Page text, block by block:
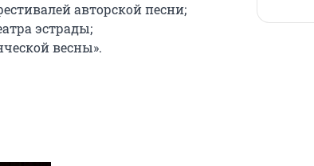
авторской песни;
эстрады;
весны».